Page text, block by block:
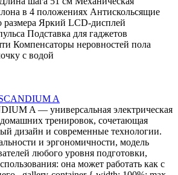
в 4 положениях Антискольсящие
размера Яркий LCD-дисплей
Подставка для гаджетов
Компенсаторы неровностей пола
с водой
A
A — универсальная электрическая
тренировок, сочетающая
дизайн и современные технологии.
и эргономичности, модель
любого уровня подготовки,
она может работать как с